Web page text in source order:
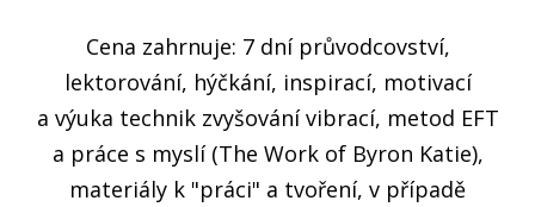
Cena zahrnuje: 7 dní průvodcovství,
lektorování, hýčkání, inspirací, motivací
a výuka technik zvyšování vibrací, metod EFT
a práce s myslí (The Work of Byron Katie),
materiály k "práci" a tvoření, v případě